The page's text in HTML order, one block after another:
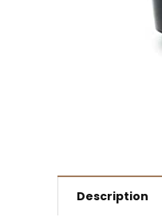
Description